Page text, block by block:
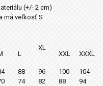
(+/- 2 cm)
má veľkosť S
L
XL
XXL
XXXL
88 96 100
104
74 82 88
94